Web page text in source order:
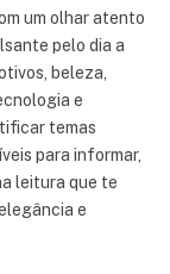
um olhar atento
pelo dia a
beleza,
e
temas
para informar,
leitura que te
e